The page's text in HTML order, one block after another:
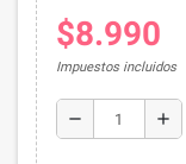
$8.990
Impuestos incluidos
remove add